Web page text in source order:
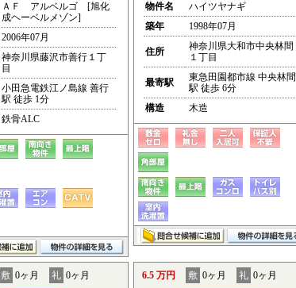
ＡＦ アルベルゴ [旭化
成ヘーベルメゾン]
2006年07月
神奈川県藤沢市善行１丁
目
小田急電鉄江ノ島線 善行
駅 徒歩 1分
鉄骨ALC
物件名
ハイツヤナギ
築年
1998年07月
住所
神奈川県大和市中央林間
１丁目
最寄駅
東急田園都市線 中央林間
駅 徒歩 6分
構造
木造
敷 0ヶ月 礼 0ヶ月 6.5 万円 敷 0ヶ月 礼 0ヶ月